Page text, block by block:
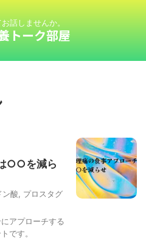
話しませんか。
トーク部屋
○○を減ら
ン酸
プロスタグ
アプローチする
です。